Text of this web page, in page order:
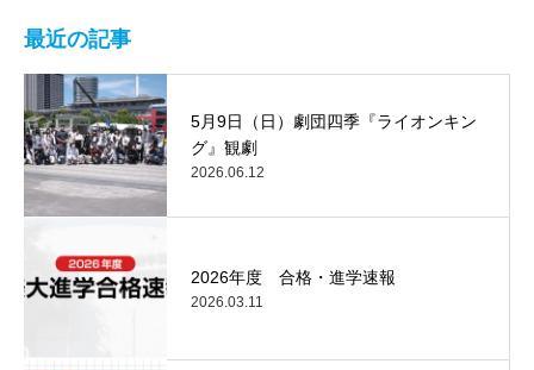
最近の記事
5月9日（日）劇団四季『ライオンキン
グ』観劇
2026.06.12
2026年度 合格・進学速報
2026.03.11